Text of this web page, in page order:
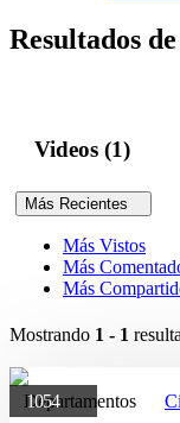
Resultados
Videos (1)
Más Recientes
Más Vistos
Más
Más
Mostrando 1 - 1
1054
Departamentos